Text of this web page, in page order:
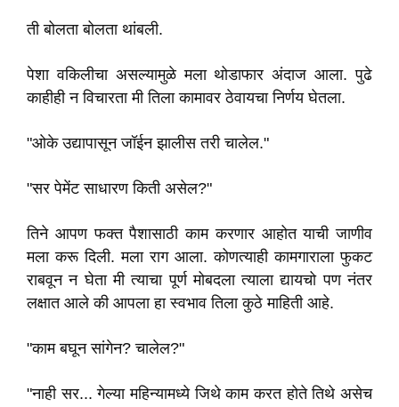
ती बोलता बोलता थांबली.
पेशा वकिलीचा असल्यामुळे मला थोडाफार अंदाज आला. पुढे
काहीही न विचारता मी तिला कामावर ठेवायचा निर्णय घेतला.
"ओके उद्यापासून जॉईन झालीस तरी चालेल."
"सर पेमेंट साधारण किती असेल?"
तिने आपण फक्त पैशासाठी काम करणार आहोत याची जाणीव
मला करू दिली. मला राग आला. कोणत्याही कामगाराला फुकट
राबवून न घेता मी त्याचा पूर्ण मोबदला त्याला द्यायचो पण नंतर
लक्षात आले की आपला हा स्वभाव तिला कुठे माहिती आहे.
"काम बघून सांगेन? चालेल?"
"नाही सर... गेल्या महिन्यामध्ये जिथे काम करत होते तिथे असेच